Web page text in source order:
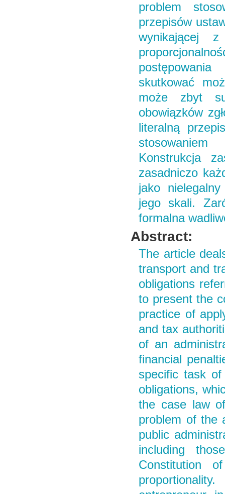
problem
przepisów
wynikającej
skutkować
może zbyt
obowiązków
literalną
Konstrukcja
zasadniczo
jako
jego skali.
formalna
Abstract:
The article
transport and
obligations
to present the
practice of
and tax
of an
financial
specific task of
obligations,
the case law
problem of the
public
including
Constitution